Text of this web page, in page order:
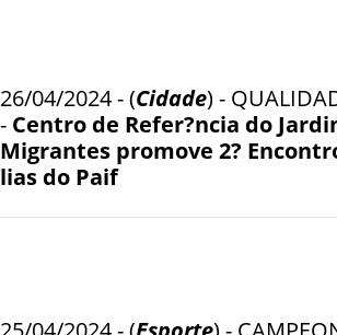
26/04/2024 - (Cidade) -
- Centro de Refer?ncia do
Migrantes promove 2?
lias do Paif